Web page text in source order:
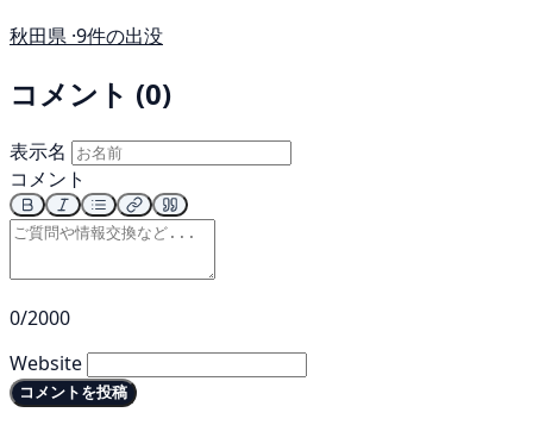
秋田県 ·9件の出没
コメント (0)
表示名
コメント
0/2000
Website
コメントを投稿